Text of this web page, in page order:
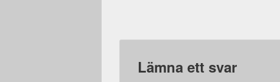
Lämna ett svar